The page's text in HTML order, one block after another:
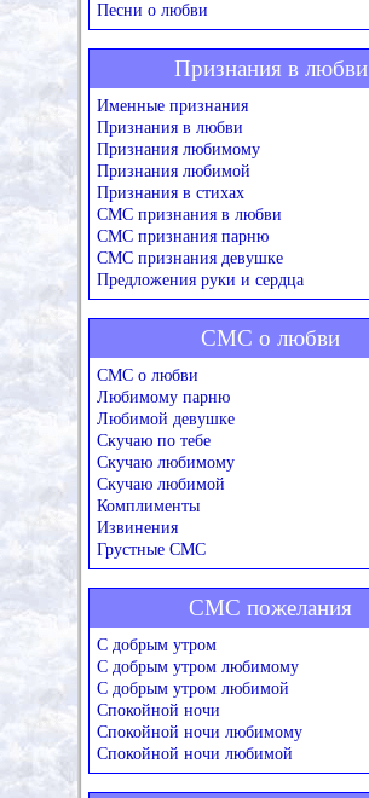
Песни о любви
Признания в любви
Именные признания
Признания в любви
Признания любимому
Признания любимой
Признания в стихах
СМС признания в любви
СМС признания парню
СМС признания девушке
Предложения руки и сердца
СМС о любви
СМС о любви
Любимому парню
Любимой девушке
Скучаю по тебе
Скучаю любимому
Скучаю любимой
Комплименты
Извинения
Грустные СМС
СМС пожелания
С добрым утром
С добрым утром любимому
С добрым утром любимой
Спокойной ночи
Спокойной ночи любимому
Спокойной ночи любимой